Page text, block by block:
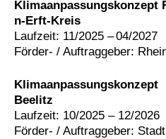
Klimaanpassungskonzept
n-Erft-Kreis
Laufzeit: 11/2025 – 04/2027
Förder- / Auftraggeber:
Klimaanpassungskonzept
Beelitz
Laufzeit: 10/2025 – 12/2026
Förder- / Auftraggeber: